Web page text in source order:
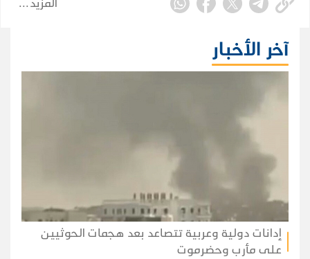
التوقعات بإمكانية التوصل إلى اتفاق يخفف التوتر القائم
آخر الأخبار
إدانات دولية وعربية تتصاعد بعد هجمات الحوثيين
على مأرب وحضرموت